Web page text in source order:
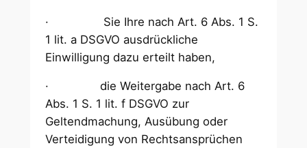
· Sie Ihre nach Art. 6 Abs. 1 S.
1 lit. a DSGVO ausdrückliche
Einwilligung dazu erteilt haben,
· die Weitergabe nach Art. 6
Abs. 1 S. 1 lit. f DSGVO zur
Geltendmachung, Ausübung oder
Verteidigung von Rechtsansprüchen